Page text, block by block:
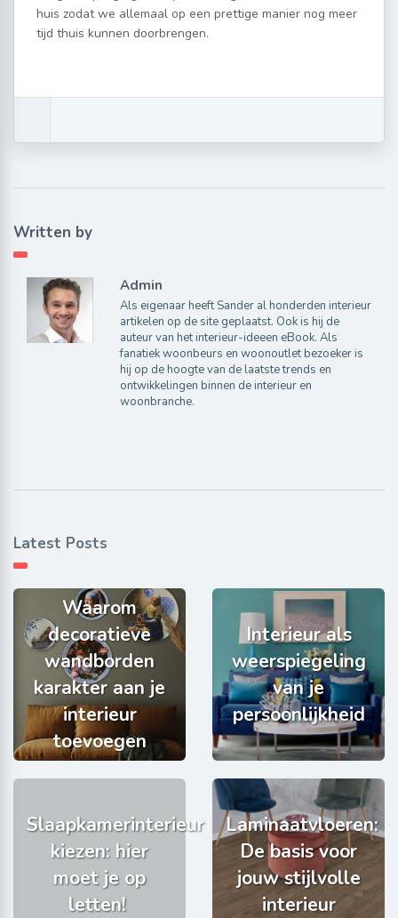
huis zodat we allemaal op een prettige manier nog meer
tijd thuis kunnen doorbrengen.
Written by
Admin
Als eigenaar heeft Sander al honderden interieur
artikelen op de site geplaatst. Ook is hij de
auteur van het interieur-ideeen eBook. Als
fanatiek woonbeurs en woonoutlet bezoeker is
hij op de hoogte van de laatste trends en
ontwikkelingen binnen de interieur en
woonbranche.
Latest Posts
Waarom
decoratieve
wandborden
karakter aan je
interieur
toevoegen
Interieur als
weerspiegeling
van je
persoonlijkheid
Slaapkamerinterieur
kiezen: hier
moet je op
letten!
Laminaatvloeren:
De basis voor
jouw stijlvolle
interieur